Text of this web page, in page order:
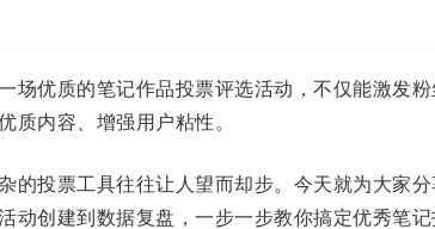
场优质的笔记作品投票评选活动，不仅能激发
质内容、增强用户粘性。
的投票工具往往让人望而却步。今天就为大家
动创建到数据复盘，一步一步教你搞定优秀笔